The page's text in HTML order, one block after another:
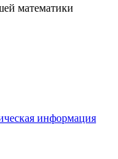
математики
информация